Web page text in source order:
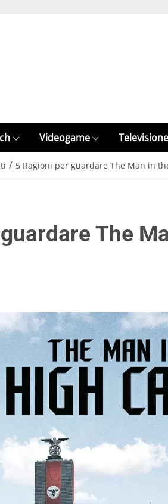
Videogame Televisione
/ 5 Ragioni per guardare The Man in
The